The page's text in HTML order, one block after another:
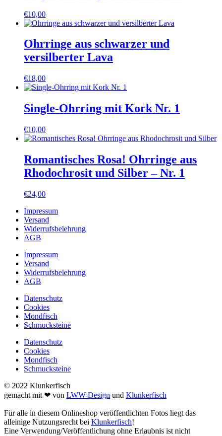
€10,00
Ohrringe aus schwarzer und
versilberter Lava
€18,00
Single-Ohrring mit Kork Nr. 1
€10,00
Romantisches Rosa! Ohrringe aus
Rhodochrosit und Silber – Nr. 1
€24,00
Impressum
Versand
Widerrufsbelehrung
AGB
Impressum
Versand
Widerrufsbelehrung
AGB
Datenschutz
Cookies
Mondfisch
Schmucksteine
Datenschutz
Cookies
Mondfisch
Schmucksteine
© 2022 Klunkerfisch
gemacht mit ❤ von LWW-Design und Klunkerfisch
Für alle in diesem Onlineshop veröffentlichten Fotos liegt das
alleinige Nutzungsrecht bei Klunkerfisch!
Eine Verwendung/Veröffentlichung ohne Erlaubnis ist nicht